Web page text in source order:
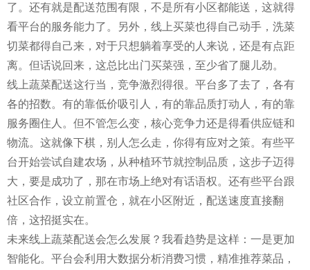
了。还有就是配送范围有限，不是所有小区都能送，这就得
看平台的服务能力了。另外，线上买菜也得自己动手，洗菜
切菜都得自己来，对于只想躺着享受的人来说，还是有点距
离。但话说回来，这总比出门买菜强，至少省了腿儿劲。
线上蔬菜配送这行当，竞争激烈得很。平台多了去了，各有
各的招数。有的靠低价吸引人，有的靠品质打动人，有的靠
服务圈住人。但不管怎么变，核心竞争力还是得看供应链和
物流。这就像下棋，别人怎么走，你得有应对之策。有些平
台开始尝试自建农场，从种植环节就控制品质，这步子迈得
大，要是成功了，那在市场上绝对有话语权。还有些平台跟
社区合作，设立前置仓，就在小区附近，配送速度直接翻
倍，这招挺实在。
未来线上蔬菜配送会怎么发展？我看趋势是这样：一是更加
智能化。平台会利用大数据分析消费习惯，精准推荐菜品，